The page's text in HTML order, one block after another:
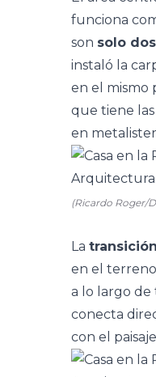
funciona
son solo
instaló la
en el mismo
que tiene
en
(Ricardo Roger/
La
en el
a lo largo de
conecta
con el paisaje